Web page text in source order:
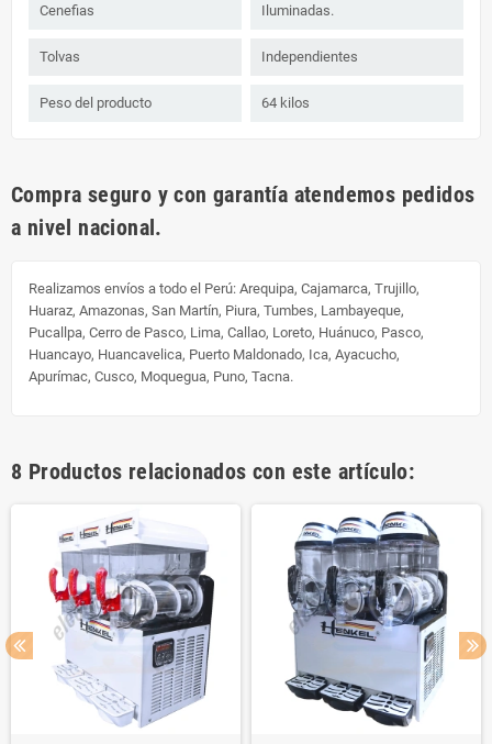
Cenefias Iluminadas.
Tolvas Independientes
Peso del producto 64 kilos
Compra seguro y con garantía atendemos pedidos
a nivel nacional.
Realizamos envíos a todo el Perú: Arequipa, Cajamarca, Trujillo,
Huaraz, Amazonas, San Martín, Piura, Tumbes, Lambayeque,
Pucallpa, Cerro de Pasco, Lima, Callao, Loreto, Huánuco, Pasco,
Huancayo, Huancavelica, Puerto Maldonado, Ica, Ayacucho,
Apurímac, Cusco, Moquegua, Puno, Tacna.
8 Productos relacionados con este artículo: